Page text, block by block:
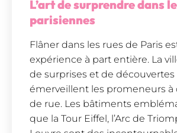
L’art de surprendre dans
parisiennes
Flâner dans les rues de Paris
expérience à part entière. La
de surprises et de découvertes
émerveillent les promeneurs à
de rue. Les bâtiments
que la Tour Eiffel, l’Arc de